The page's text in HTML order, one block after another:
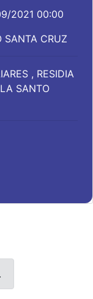
2021 00:00
SANTA CRUZ
, RESIDIA
SANTO